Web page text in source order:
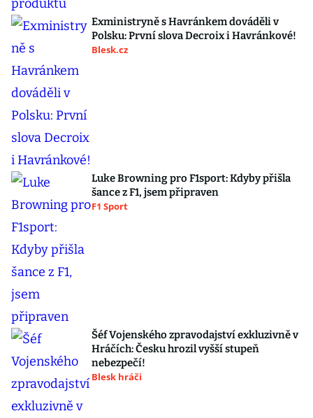
Exministryně s Havránkem dováděli v
Polsku: První slova Decroix i Havránkové!
Blesk.cz
Luke Browning pro F1sport: Kdyby přišla
šance z F1, jsem připraven
F1 Sport
Šéf Vojenského zpravodajství exkluzivně v
Hráčích: Česku hrozil vyšší stupeň
nebezpečí!
Blesk hráči